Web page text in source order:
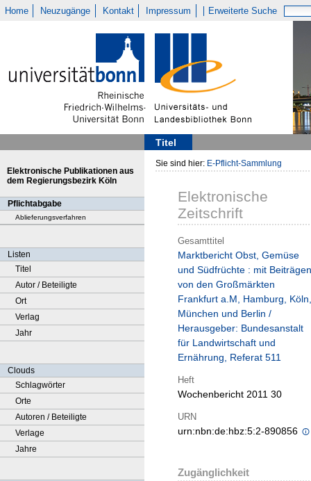
Home Neuzugänge Kontakt Impressum Erweiterte Suche
Titel
Elektronische Publikationen aus
dem Regierungsbezirk Köln
Pflichtabgabe
Ablieferungsverfahren
Listen
Titel
Autor / Beteiligte
Ort
Verlag
Jahr
Clouds
Schlagwörter
Orte
Autoren / Beteiligte
Verlage
Jahre
Sie sind hier: E-Pflicht-Sammlung
Elektronische
Zeitschrift
Gesamttitel
Marktbericht Obst, Gemüse
und Südfrüchte : mit Beiträgen
von den Großmärkten
Frankfurt a.M, Hamburg, Köln,
München und Berlin /
Herausgeber: Bundesanstalt
für Landwirtschaft und
Ernährung, Referat 511
Heft
Wochenbericht 2011 30
URN
urn:nbn:de:hbz:5:2-890856
Zugänglichkeit